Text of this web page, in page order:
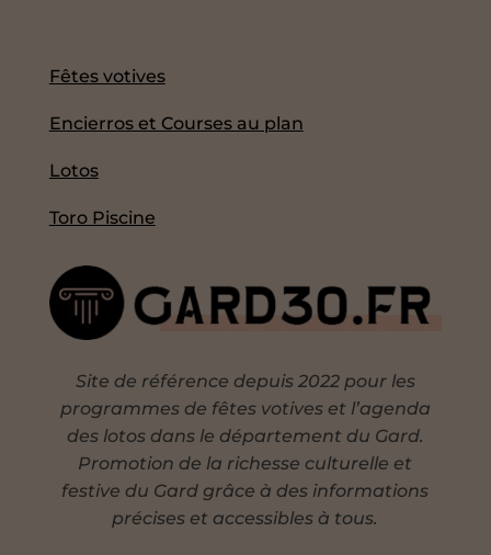
Fêtes votives
Encierros et Courses au plan
Lotos
Toro Piscine
Site de référence depuis 2022 pour les
programmes de fêtes votives et l’agenda
des lotos dans le département du Gard.
Promotion de la richesse culturelle et
festive du Gard grâce à des informations
précises et accessibles à tous.